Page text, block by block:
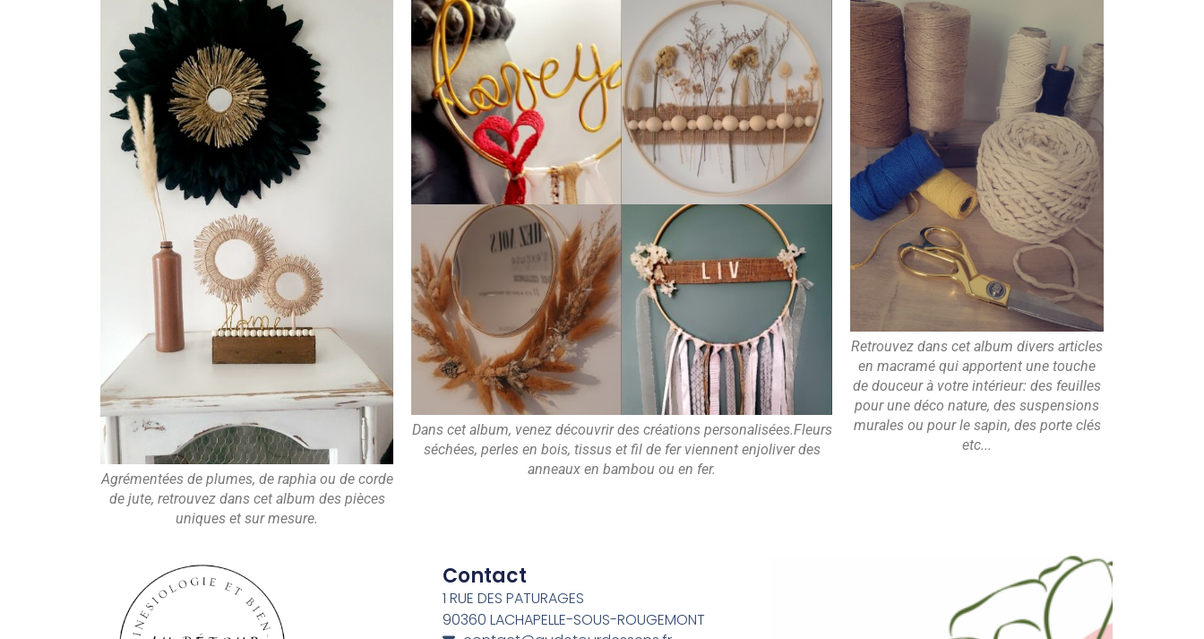
Agrémentées de plumes, de raphia ou de corde
de jute, retrouvez dans cet album des pièces
uniques et sur mesure.
Dans cet album, venez découvrir des créations personalisées.Fleurs
séchées, perles en bois, tissus et fil de fer viennent enjoliver des
anneaux en bambou ou en fer.
Retrouvez dans cet album divers articles
en macramé qui apportent une touche
de douceur à votre intérieur: des feuilles
pour une déco nature, des suspensions
murales ou pour le sapin, des porte clés
etc...
Contact
1 RUE DES PATURAGES
90360 LACHAPELLE-SOUS-ROUGEMONT